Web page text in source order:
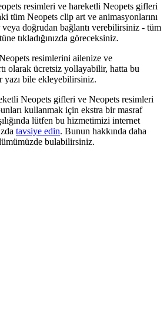
resimleri ve hareketli Neopets gifleri
tüm Neopets clip art ve animasyonlarını
doğrudan bağlantı verebilirsiniz - tüm
tıkladığınızda göreceksiniz.
resimlerini ailenize ve
olarak ücretsiz yollayabilir, hatta bu
yazı bile ekleyebilirsiniz.
Neopets gifleri ve Neopets resimleri
kullanmak için ekstra bir masraf
lütfen bu hizmetimizi internet
tavsiye edin. Bunun hakkında daha
bulabilirsiniz.